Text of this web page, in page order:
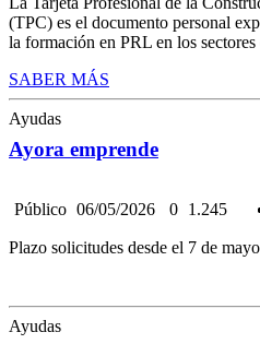
(TPC) es el documento personal
la formación en PRL en los
SABER MÁS
Ayudas
Ayora emprende
Público 06/05/2026 0 1.245
Plazo solicitudes desde el 7 de
Ayudas